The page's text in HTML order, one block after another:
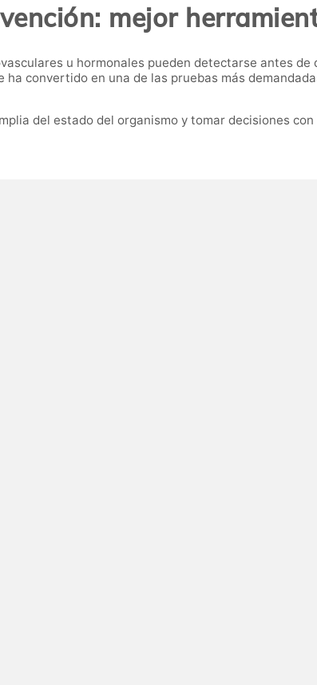
mejor
u hormonales pueden detectarse antes
ha convertido en una de las pruebas más
del estado del organismo y tomar decisiones